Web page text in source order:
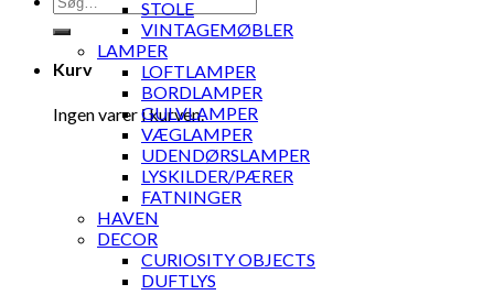
efter:
Kurv
Ingen varer i kurven.
STOLE
VINTAGEMØBLER
LAMPER
LOFTLAMPER
BORDLAMPER
GULVLAMPER
VÆGLAMPER
UDENDØRSLAMPER
LYSKILDER/PÆRER
FATNINGER
HAVEN
DECOR
CURIOSITY OBJECTS
DUFTLYS